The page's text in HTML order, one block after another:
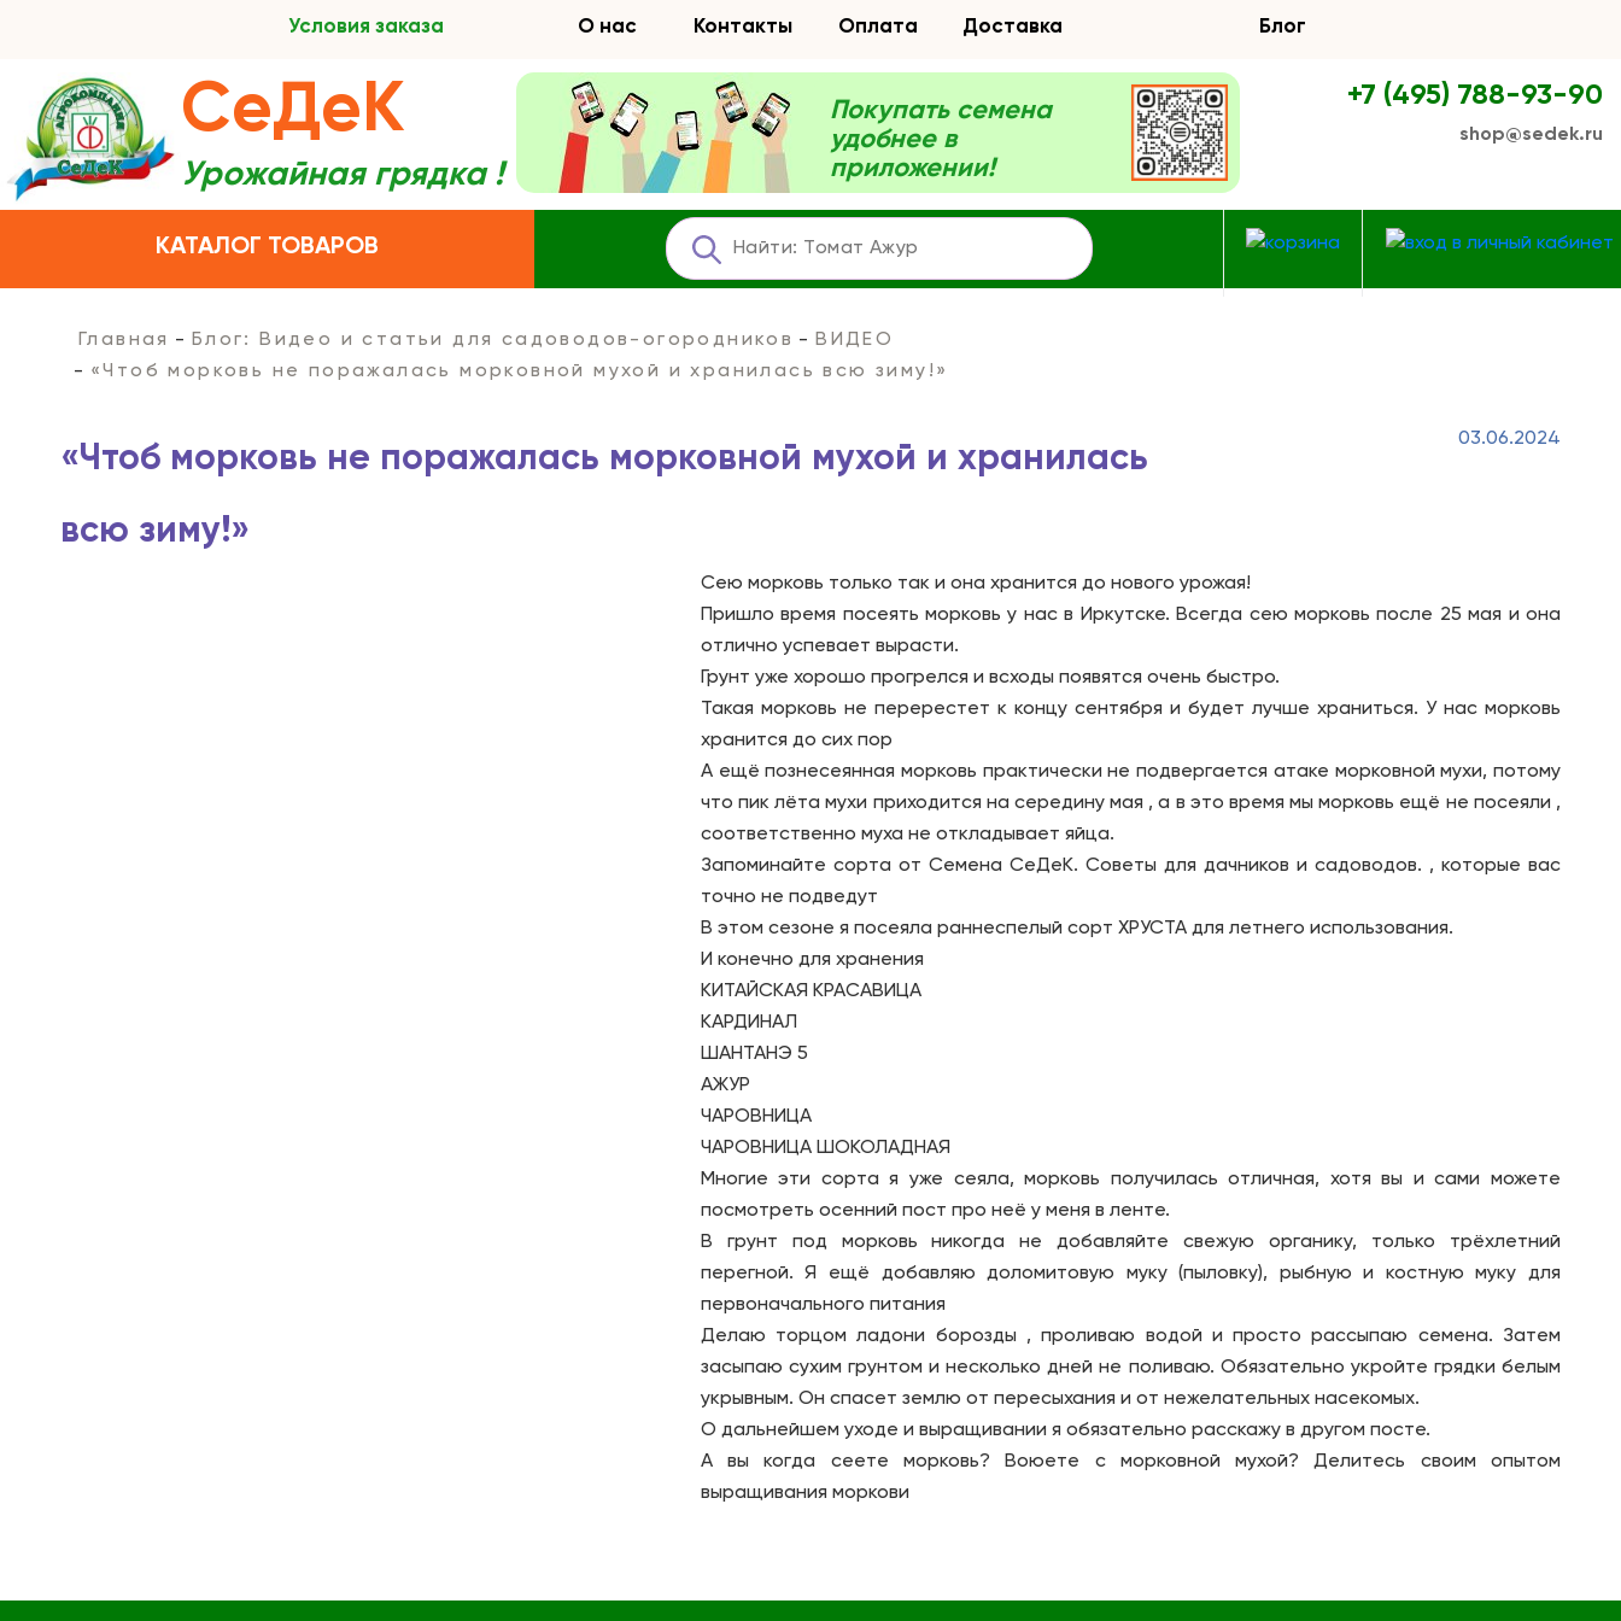
Условия заказа О нас Контакты Оплата Доставка Блог
КАТАЛОГ ТОВАРОВ
СеДеК
Урожайная грядка !
Покупать семена
удобнее в
приложении!
+7 (495) 788-93-90
shop@sedek.ru
Главная Блог: Видео и статьи для садоводов-огородников
ВИДЕО
«Чтоб морковь не поражалась морковной мухой и хранилась всю зиму!»
«Чтоб морковь не поражалась морковной мухой и хранилась
всю зиму!»
03.06.2024
Сею морковь только так и она хранится до нового урожая!
Пришло время посеять морковь у нас в Иркутске. Всегда сею морковь после 25 мая и она
отлично успевает вырасти.
Грунт уже хорошо прогрелся и всходы появятся очень быстро.
Такая морковь не перерестет к концу сентября и будет лучше храниться. У нас морковь
хранится до сих пор
А ещё познесеянная морковь практически не подвергается атаке морковной мухи, потому
что пик лёта мухи приходится на середину мая , а в это время мы морковь ещё не посеяли ,
соответственно муха не откладывает яйца.
Запоминайте сорта от Семена СеДеК. Советы для дачников и садоводов. , которые вас
точно не подведут
В этом сезоне я посеяла раннеспелый сорт ХРУСТА для летнего использования.
И конечно для хранения
КИТАЙСКАЯ КРАСАВИЦА
КАРДИНАЛ
ШАНТАНЭ 5
АЖУР
ЧАРОВНИЦА
ЧАРОВНИЦА ШОКОЛАДНАЯ
Многие эти сорта я уже сеяла, морковь получилась отличная, хотя вы и сами можете
посмотреть осенний пост про неё у меня в ленте.
В грунт под морковь никогда не добавляйте свежую органику, только трёхлетний
перегной. Я ещё добавляю доломитовую муку (пыловку), рыбную и костную муку для
первоначального питания
Делаю торцом ладони борозды , проливаю водой и просто рассыпаю семена. Затем
засыпаю сухим грунтом и несколько дней не поливаю. Обязательно укройте грядки белым
укрывным. Он спасет землю от пересыхания и от нежелательных насекомых.
О дальнейшем уходе и выращивании я обязательно расскажу в другом посте.
А вы когда сеете морковь? Воюете с морковной мухой? Делитесь своим опытом
выращивания моркови